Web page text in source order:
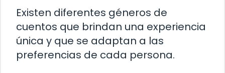
Existen diferentes géneros de
cuentos que brindan una experiencia
única y que se adaptan a las
preferencias de cada persona.